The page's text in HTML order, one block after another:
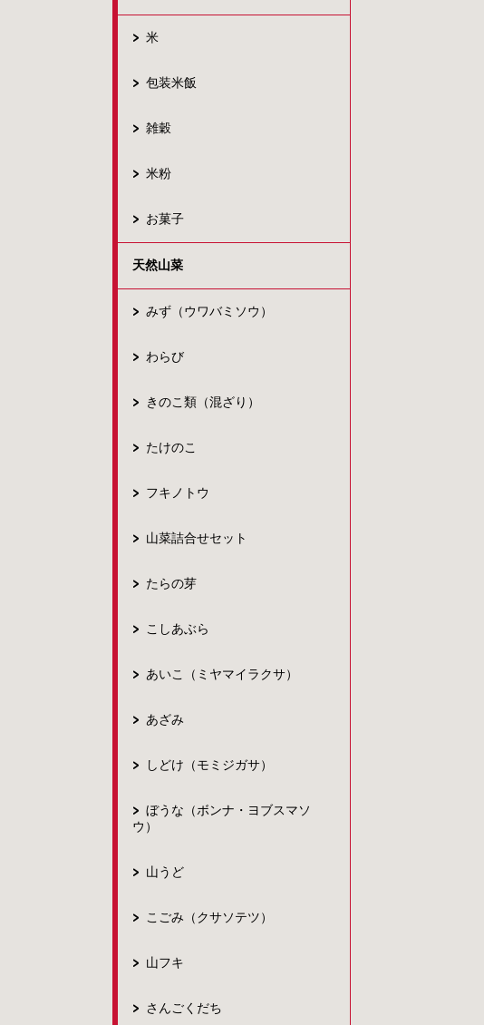
米
包装米飯
雑穀
米粉
お菓子
天然山菜
みず（ウワバミソウ）
わらび
きのこ類（混ざり）
たけのこ
フキノトウ
山菜詰合せセット
たらの芽
こしあぶら
あいこ（ミヤマイラクサ）
あざみ
しどけ（モミジガサ）
ぼうな（ボンナ・ヨブスマソ
ウ）
山うど
こごみ（クサソテツ）
山フキ
さんごくだち